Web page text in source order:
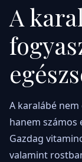
A
A karalábé
hanem számos
Gazdag
valamint